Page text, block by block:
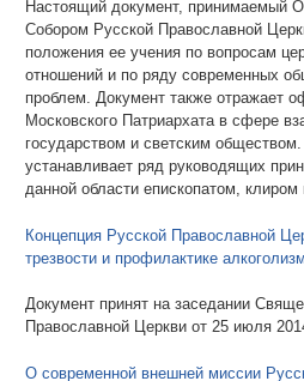
Настоящий документ, принимаемый
Собором Русской Православной
положения ее учения по вопросам
отношений и по ряду современных
проблем. Документ также отражает
Московского Патриархата в сфере
государством и светским
устанавливает ряд руководящих
данной области епископатом, клиром
Концепция Русской Православной
трезвости и профилактике
Документ принят на заседании
Православной Церкви от 25 июля
О современной внешней миссии